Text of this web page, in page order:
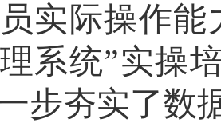
实际操作能
系统”实操
步夯实了数